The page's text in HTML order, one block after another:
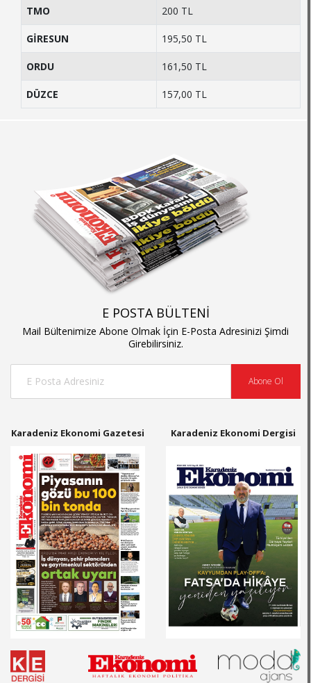
TMO 200 TL
GİRESUN 195,50 TL
ORDU 161,50 TL
DÜZCE 157,00 TL
E POSTA BÜLTENİ
Mail Bültenimize Abone Olmak İçin E-Posta Adresinizi Şimdi
Girebilirsiniz.
Abone Ol
Karadeniz Ekonomi Gazetesi Karadeniz Ekonomi Dergisi